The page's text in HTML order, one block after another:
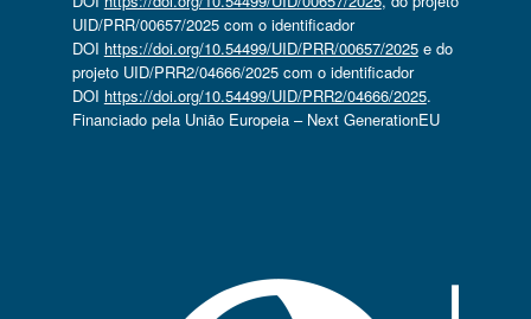
UID/PRR/00657/2025 com o identificador
DOI https://doi.org/10.54499/UID/PRR/00657/2025e do
projeto UID/PRR2/04666/2025 com o identificador
DOI https://doi.org/10.54499/UID/PRR2/04666/2025.
Financiado pela União Europeia – Next GenerationEU